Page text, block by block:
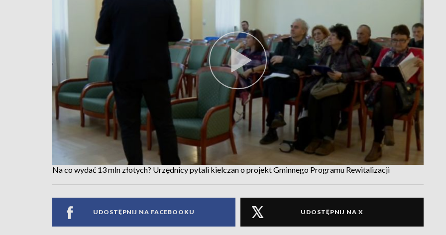
Na co wydać 13 mln złotych? Urzędnicy pytali kielczan o projekt Gminnego Programu Rewitalizacji
UDOSTĘPNIJ NA FACEBOOKU UDOSTĘPNIJ NA X